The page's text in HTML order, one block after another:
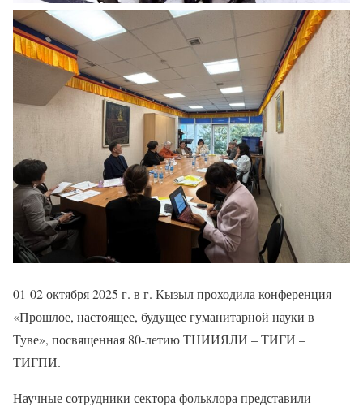
01-02 октября 2025 г. в г. Кызыл проходила конференция
«Прошлое, настоящее, будущее гуманитарной науки в
Туве», посвященная 80-летию ТНИИЯЛИ – ТИГИ –
ТИГПИ.
Научные сотрудники сектора фольклора представили